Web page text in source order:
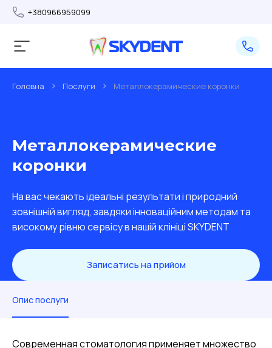
+380966959099
Головна > Послуги > Металлокерамические коронки
Металлокерамические
коронки
На вас чекають ідеальні результати і природний
зовнішній вигляд, завдяки інноваційним методам та
високому рівню сервісу в нашій клініці SKYDENT
Записатись на прийом
Опис послуги
Современная стоматология применяет множество